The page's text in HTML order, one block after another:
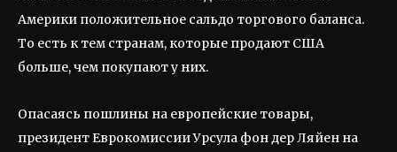
Америки положительное сальдо торгового баланса.
То есть к тем странам, которые продают США
больше, чем покупают у них.
Опасаясь пошлины на европейские товары,
президент Еврокомиссии Урсула фон дер Ляйен на